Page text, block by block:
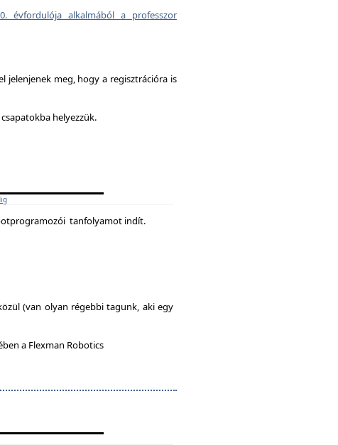
évfordulója alkalmából a professzor
jelenjenek meg, hogy a regisztrációra is
helyezzük.
tanfolyamot indít.
(van olyan régebbi tagunk, aki egy
a Flexman Robotics